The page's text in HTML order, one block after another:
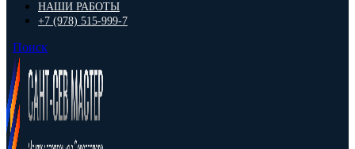
НАШИ РАБОТЫ
+7 (978) 515-999-7
Поиск